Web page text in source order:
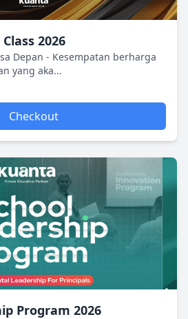
2026
Depan - Kesempatan berharga
yang aka...
Checkout
Program 2026